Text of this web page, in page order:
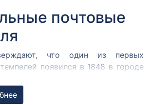
почтовые
что один из первых
появился в 1848 в городе
парламент.
решили отметить его работу